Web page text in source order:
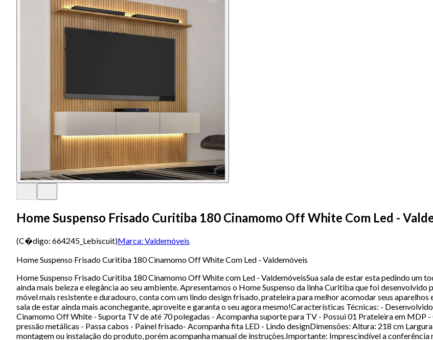
Home Suspenso Frisado Curitiba 180 Cinamomo Off White Com Led -
(C�digo: 664245_Lebiscuit)Marca: Valdemóveis
Home Suspenso Frisado Curitiba 180 Cinamomo Off White Com Led - Valdemóveis
Home Suspenso Frisado Curitiba 180 Cinamomo Off White com Led - ValdemóveisSua sala de estar esta pedindo um
ainda mais beleza e elegância ao seu ambiente. Apresentamos o Home Suspenso da linha Curitiba que foi
móvel mais resistente e duradouro, conta com um lindo design frisado, prateleira para melhor acomodar seus
sala de estar ainda mais aconchegante, aproveite e garanta o seu agora mesmo!Características Técnicas: -
Cinamomo Off White - Suporta TV de até 70 polegadas - Acompanha suporte para TV - Possui 01 Prateleira em MDP
pressão metálicas - Passa cabos - Painel frisado- Acompanha fita LED - Lindo designDimensões: Altura: 218 cm
montagem ou instalação do produto, porém acompanha manual de instruções.Importante: Imprescindível a conferência